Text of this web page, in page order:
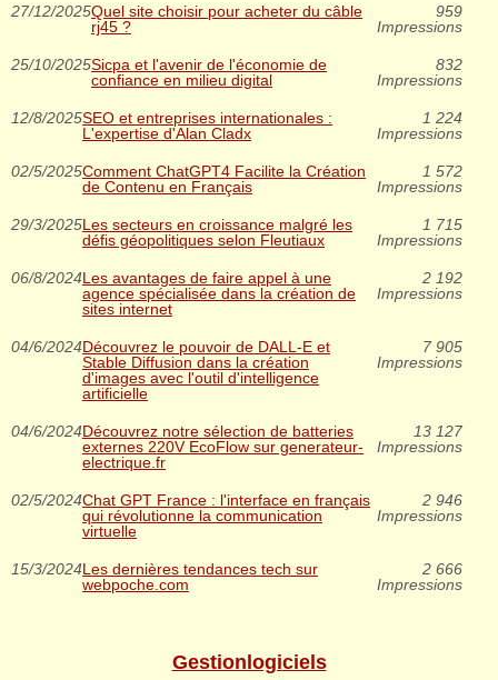
27/12/2025Quel site choisir pour acheter du câble
rj45 ?
959
Impressions
25/10/2025Sicpa et l'avenir de l'économie de
confiance en milieu digital
832
Impressions
12/8/2025SEO et entreprises internationales :
L'expertise d'Alan Cladx
1 224
Impressions
02/5/2025Comment ChatGPT4 Facilite la Création
de Contenu en Français
1 572
Impressions
29/3/2025Les secteurs en croissance malgré les
défis géopolitiques selon Fleutiaux
1 715
Impressions
06/8/2024Les avantages de faire appel à une
agence spécialisée dans la création de
sites internet
2 192
Impressions
04/6/2024Découvrez le pouvoir de DALL-E et
Stable Diffusion dans la création
d'images avec l'outil d'intelligence
artificielle
7 905
Impressions
04/6/2024Découvrez notre sélection de batteries
externes 220V EcoFlow sur generateur-
electrique.fr
13 127
Impressions
02/5/2024Chat GPT France : l'interface en français
qui révolutionne la communication
virtuelle
2 946
Impressions
15/3/2024Les dernières tendances tech sur
webpoche.com
2 666
Impressions
Gestionlogiciels